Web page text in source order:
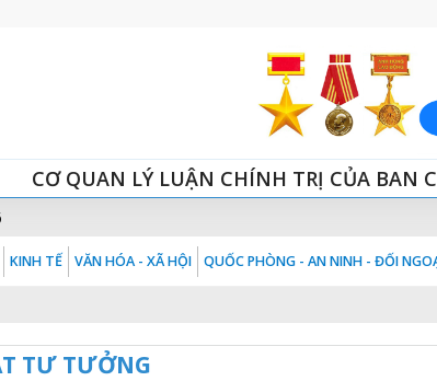
CƠ QUAN LÝ LUẬN CHÍNH TRỊ CỦA BAN
KINH TẾ VĂN HÓA - XÃ HỘI QUỐC PHÒNG - AN NINH - ĐỐI
TƯ TƯỞNG